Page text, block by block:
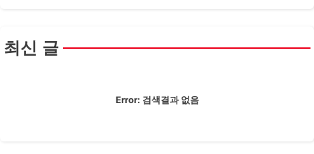
최신 글
Error: 검색결과 없음